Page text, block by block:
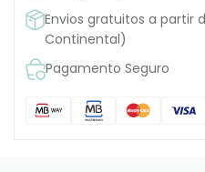
Envios gratuitos a partir
Continental)
Pagamento Seguro